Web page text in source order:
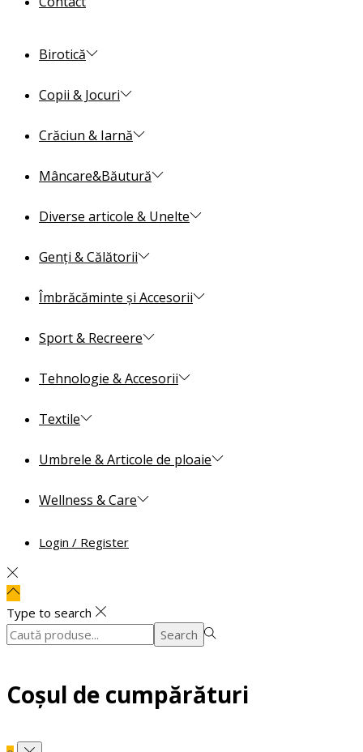
Birotică
Copii & Jocuri
Crăciun & Iarnă
Mâncare&Băutură
Diverse articole & Unelte
Genți & Călătorii
Îmbrăcăminte și Accesorii
Sport & Recreere
Tehnologie & Accesorii
Textile
Umbrele & Articole de ploaie
Wellness & Care
Login / Register
Type to search
Search
Search
Coșul de cumpărături